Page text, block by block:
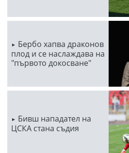
Бербо хапва драконов
плод и се наслаждава на
"първото докосване"
Бивш нападател на
ЦСКА стана съдия